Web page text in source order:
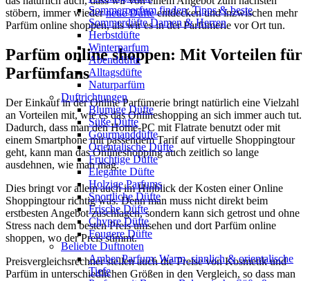
Sommerparfum finden: Tipps & beste
Sommerdüfte Damen & Herren
Herbstdüfte
Winterparfum
Abenddüfte
Alltagsdüfte
Naturparfüm
Duftrichtungen
Blumige Düfte
Süße Düfte
Gourmanddüfte
Orientalische Düfte
Fruchtige Düfte
Elegante Düfte
Holzige Parfums
Sportliche Düfte
Frische Düfte
Chypre Düfte
Fougere Düfte
Beliebte Duftnoten
Amber Parfum: Warm, sinnlich & orientalische
Tiefe
stöbern, immer wiederneue Düfteentdecken und inzwischen mehr
Parfüm online shoppen, als wir es in der Parfümerie vor Ort tun.
Parfüm online shoppen: Mit Vorteilen für
Parfümfans
Der Einkauf in der Online Parfümerie bringt natürlich eine Vielzahl
an Vorteilen mit, wie es das Onlineshopping an sich immer auch tut.
Dadurch, dass man den Home-PC mit Flatrate benutzt oder mit
einem Smartphone mit passendem Tarif auf virtuelle Shoppingtour
geht, kann man das Onlineshopping auch zeitlich so lange
ausdehnen, wie man mag.
Dies bringt vor allem auch im Hinblick der Kosten einer Online
Shoppingtour richtig was. Denn man muss nicht direkt beim
erstbesten Angebot zuschlagen, sondern kann sich getrost und ohne
Stress nach dem besten Preis umsehen und dort Parfüm online
shoppen, wo der Preis stimmt.
Preisvergleichsrechner stellen auch die Preise von Kosmetik und
Parfüm in unterschiedlichen Größen in den Vergleich, so dass man